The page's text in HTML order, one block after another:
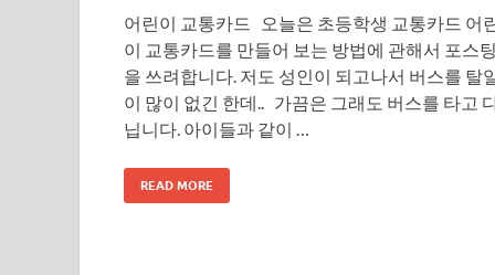
어린이 교통카드 오늘은 초등학생 교통카드 어
이 교통카드를 만들어 보는 방법에 관해서 포스팅
을 쓰려합니다. 저도 성인이 되고나서 버스를 탈
이 많이 없긴 한데.. 가끔은 그래도 버스를 타고
닙니다. 아이들과 같이 …
READ MORE